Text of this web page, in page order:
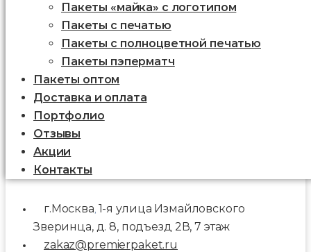
Пакеты «майка» с логотипом
Пакеты c печатью
Пакеты с полноцветной печатью
Пакеты пэперматч
Пакеты оптом
Доставка и оплата
Портфолио
Отзывы
Акции
Контакты
г.Москва 1-я улица Измайловского
Зверинца, д. 8, подъезд 2В, 7 этаж
zakaz@premierpaket.ru